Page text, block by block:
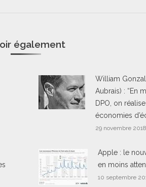
également
William
Aubrais) : “En
DPO, on
économies
29 novembre 2018
Apple : le
en moins
10 septembre